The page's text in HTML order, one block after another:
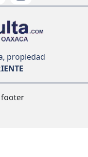
propiedad